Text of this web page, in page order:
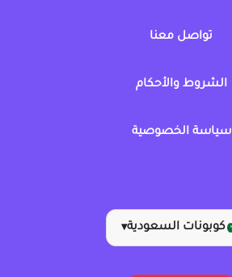
تواصل معنا
الشروط والأحكام
سياسة الخصوصية
كوبونات السعودية▾